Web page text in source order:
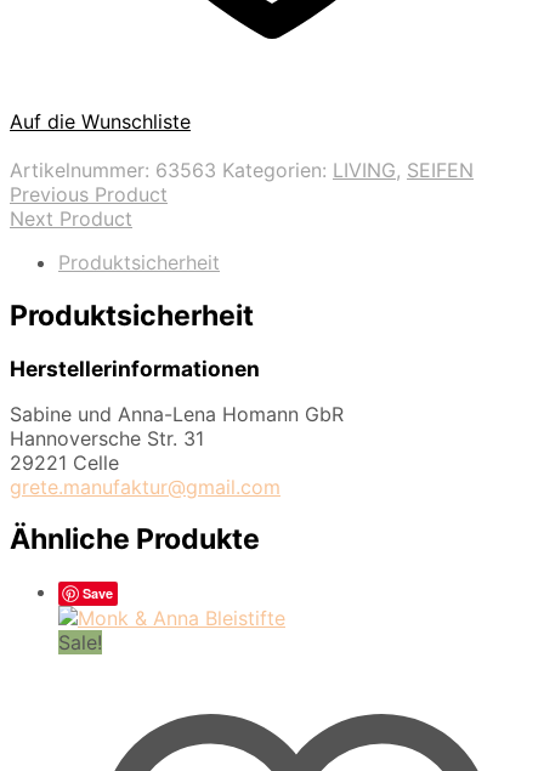
Auf die Wunschliste
Artikelnummer: 63563 Kategorien: LIVING, SEIFEN
Previous Product
Next Product
Produktsicherheit
Produktsicherheit
Herstellerinformationen
Sabine und Anna-Lena Homann GbR
Hannoversche Str. 31
29221 Celle
grete.manufaktur@gmail.com
Ähnliche Produkte
Save
Sale!